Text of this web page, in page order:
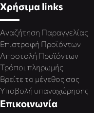
Χρήσιμα links
Αναζήτηση Παραγγελίας
Επιστροφή Προϊόντων
Αποστολή Προϊόντων
Τρόποι πληρωμής
Βρείτε το μέγεθος σας
Υποβολή υπαναχώρησης
Επικοινωνία